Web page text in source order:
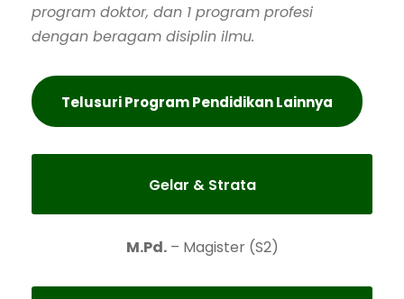
program doktor, dan 1 program profesi
dengan beragam disiplin ilmu.
Telusuri Program Pendidikan Lainnya
Gelar & Strata
M.Pd.– Magister (S2)